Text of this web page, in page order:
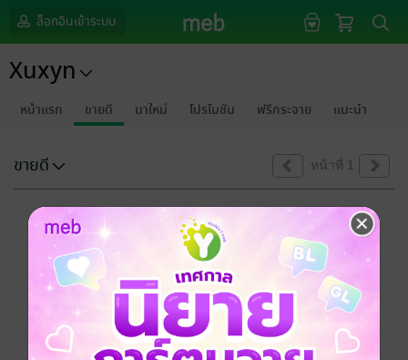
ล็อกอินเข้าระบบ
Xuxyn
หน้าแรก ขายดี มาใหม่ โปรโมชัน ฟรีกระจาย แนะนำ
ขายดี หน้าที่ 1
ขออภัยด้วยนะคะ
ไม่พบข้อมูลในหัวข้อที่คุณกำลังชมค่ะ